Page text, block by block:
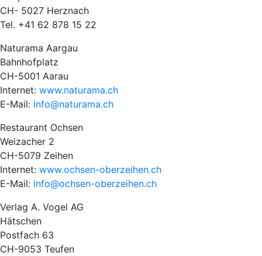
CH- 5027 Herznach
Tel. +41 62 878 15 22
Naturama Aargau
Bahnhofplatz
CH-5001 Aarau
Internet: www.naturama.ch
E-Mail: info@naturama.ch
Restaurant Ochsen
Weizacher 2
CH-5079 Zeihen
Internet: www.ochsen-oberzeihen.ch
E-Mail: info@ochsen-oberzeihen.ch
Verlag A. Vogel AG
Hätschen
Postfach 63
CH-9053 Teufen